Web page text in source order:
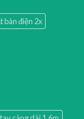
bàn điện 2x